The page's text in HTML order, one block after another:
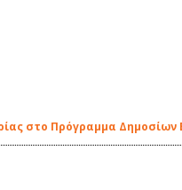
στο Πρόγραμμα